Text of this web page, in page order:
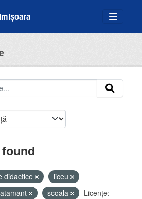
didactice
liceu
scoala
Licenţe: